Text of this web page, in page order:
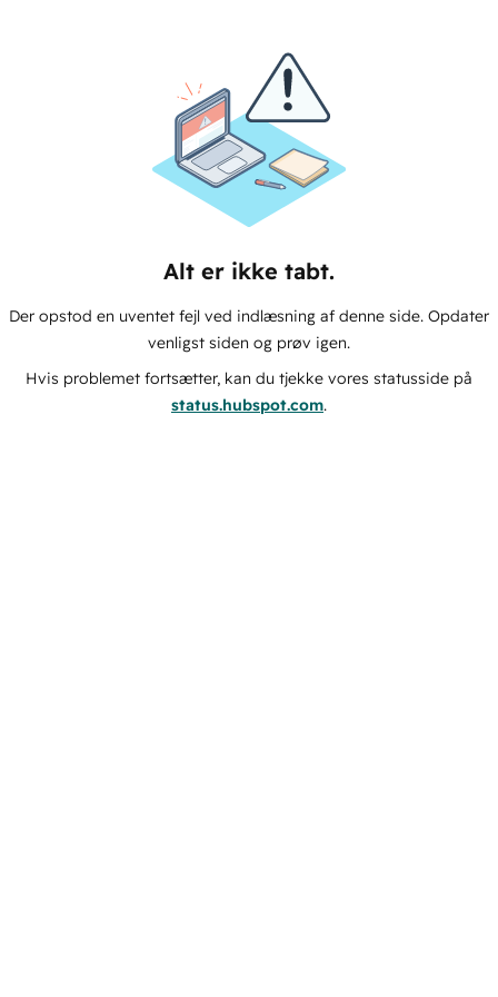
Alt er ikke tabt.
Der opstod en uventet fejl ved indlæsning af denne side. Opdater
venligst siden og prøv igen.
Hvis problemet fortsætter, kan du tjekke vores statusside på
status.hubspot.com.